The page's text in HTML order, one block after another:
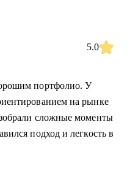
5.0
портфолио. У
на рынке
сложные моменты
подход и легкость в